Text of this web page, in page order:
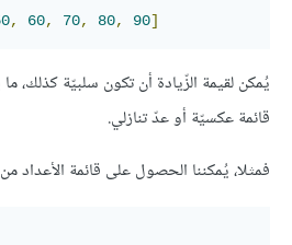
, 60, 70, 80, 90]
يُمكن لقيمة الزّيادة أن تكون سلبيّة
قائمة عكسيّة أو عدّ تنازلي.
فمثلا، يُمكننا الحصول على قائمة الأعداد من 10 إلى 1 كما يلي: